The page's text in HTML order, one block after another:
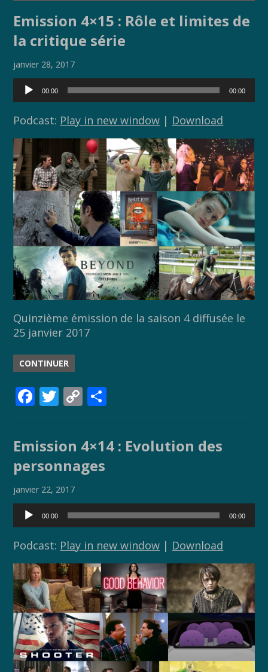
Emission 4×15 : Rôle et limites de
la critique série
janvier 28, 2017
Lecteur
audio
00:00 00:00
Podcast: Play in new window | Download
Quinzième émission de la saison 4 diffusée le
25 janvier 2017
CONTINUER
F
e
b
o
o
k
T
er
C
p
y
Li
k
ta
g
Emission 4×14 : Evolution des
personnages
janvier 22, 2017
Lecteur
audio
00:00 00:00
Podcast: Play in new window | Download